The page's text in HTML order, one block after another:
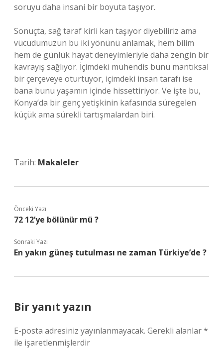
soruyu daha insani bir boyuta taşıyor.
Sonuçta, sağ taraf kirli kan taşıyor diyebiliriz ama
vücudumuzun bu iki yönünü anlamak, hem bilim
hem de günlük hayat deneyimleriyle daha zengin bir
kavrayış sağlıyor. İçimdeki mühendis bunu mantıksal
bir çerçeveye oturtuyor, içimdeki insan tarafı ise
bana bunu yaşamın içinde hissettiriyor. Ve işte bu,
Konya’da bir genç yetişkinin kafasında süregelen
küçük ama sürekli tartışmalardan biri.
Tarih: Makaleler
Önceki Yazı
72 12’ye bölünür mü ?
Sonraki Yazı
En yakın güneş tutulması ne zaman Türkiye’de ?
Bir yanıt yazın
E-posta adresiniz yayınlanmayacak. Gerekli alanlar*
ile işaretlenmişlerdir